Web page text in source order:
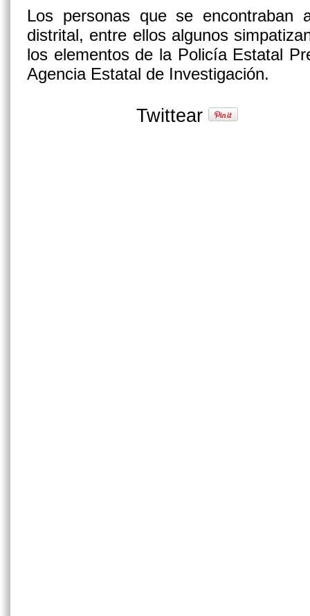
Los personas que se encontraban
distrital, entre ellos algunos
los elementos de la Policía Estatal
Agencia Estatal de Investigación.
Twittear